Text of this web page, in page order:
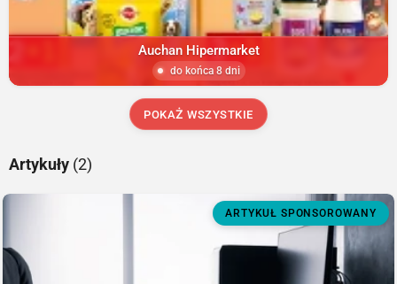
Auchan Hipermarket
do końca 8 dni
POKAŻ WSZYSTKIE
Artykuły (2)
ARTYKUŁ SPONSOROWANY